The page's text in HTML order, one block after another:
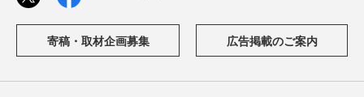
寄稿・取材企画募集 広告掲載のご案内